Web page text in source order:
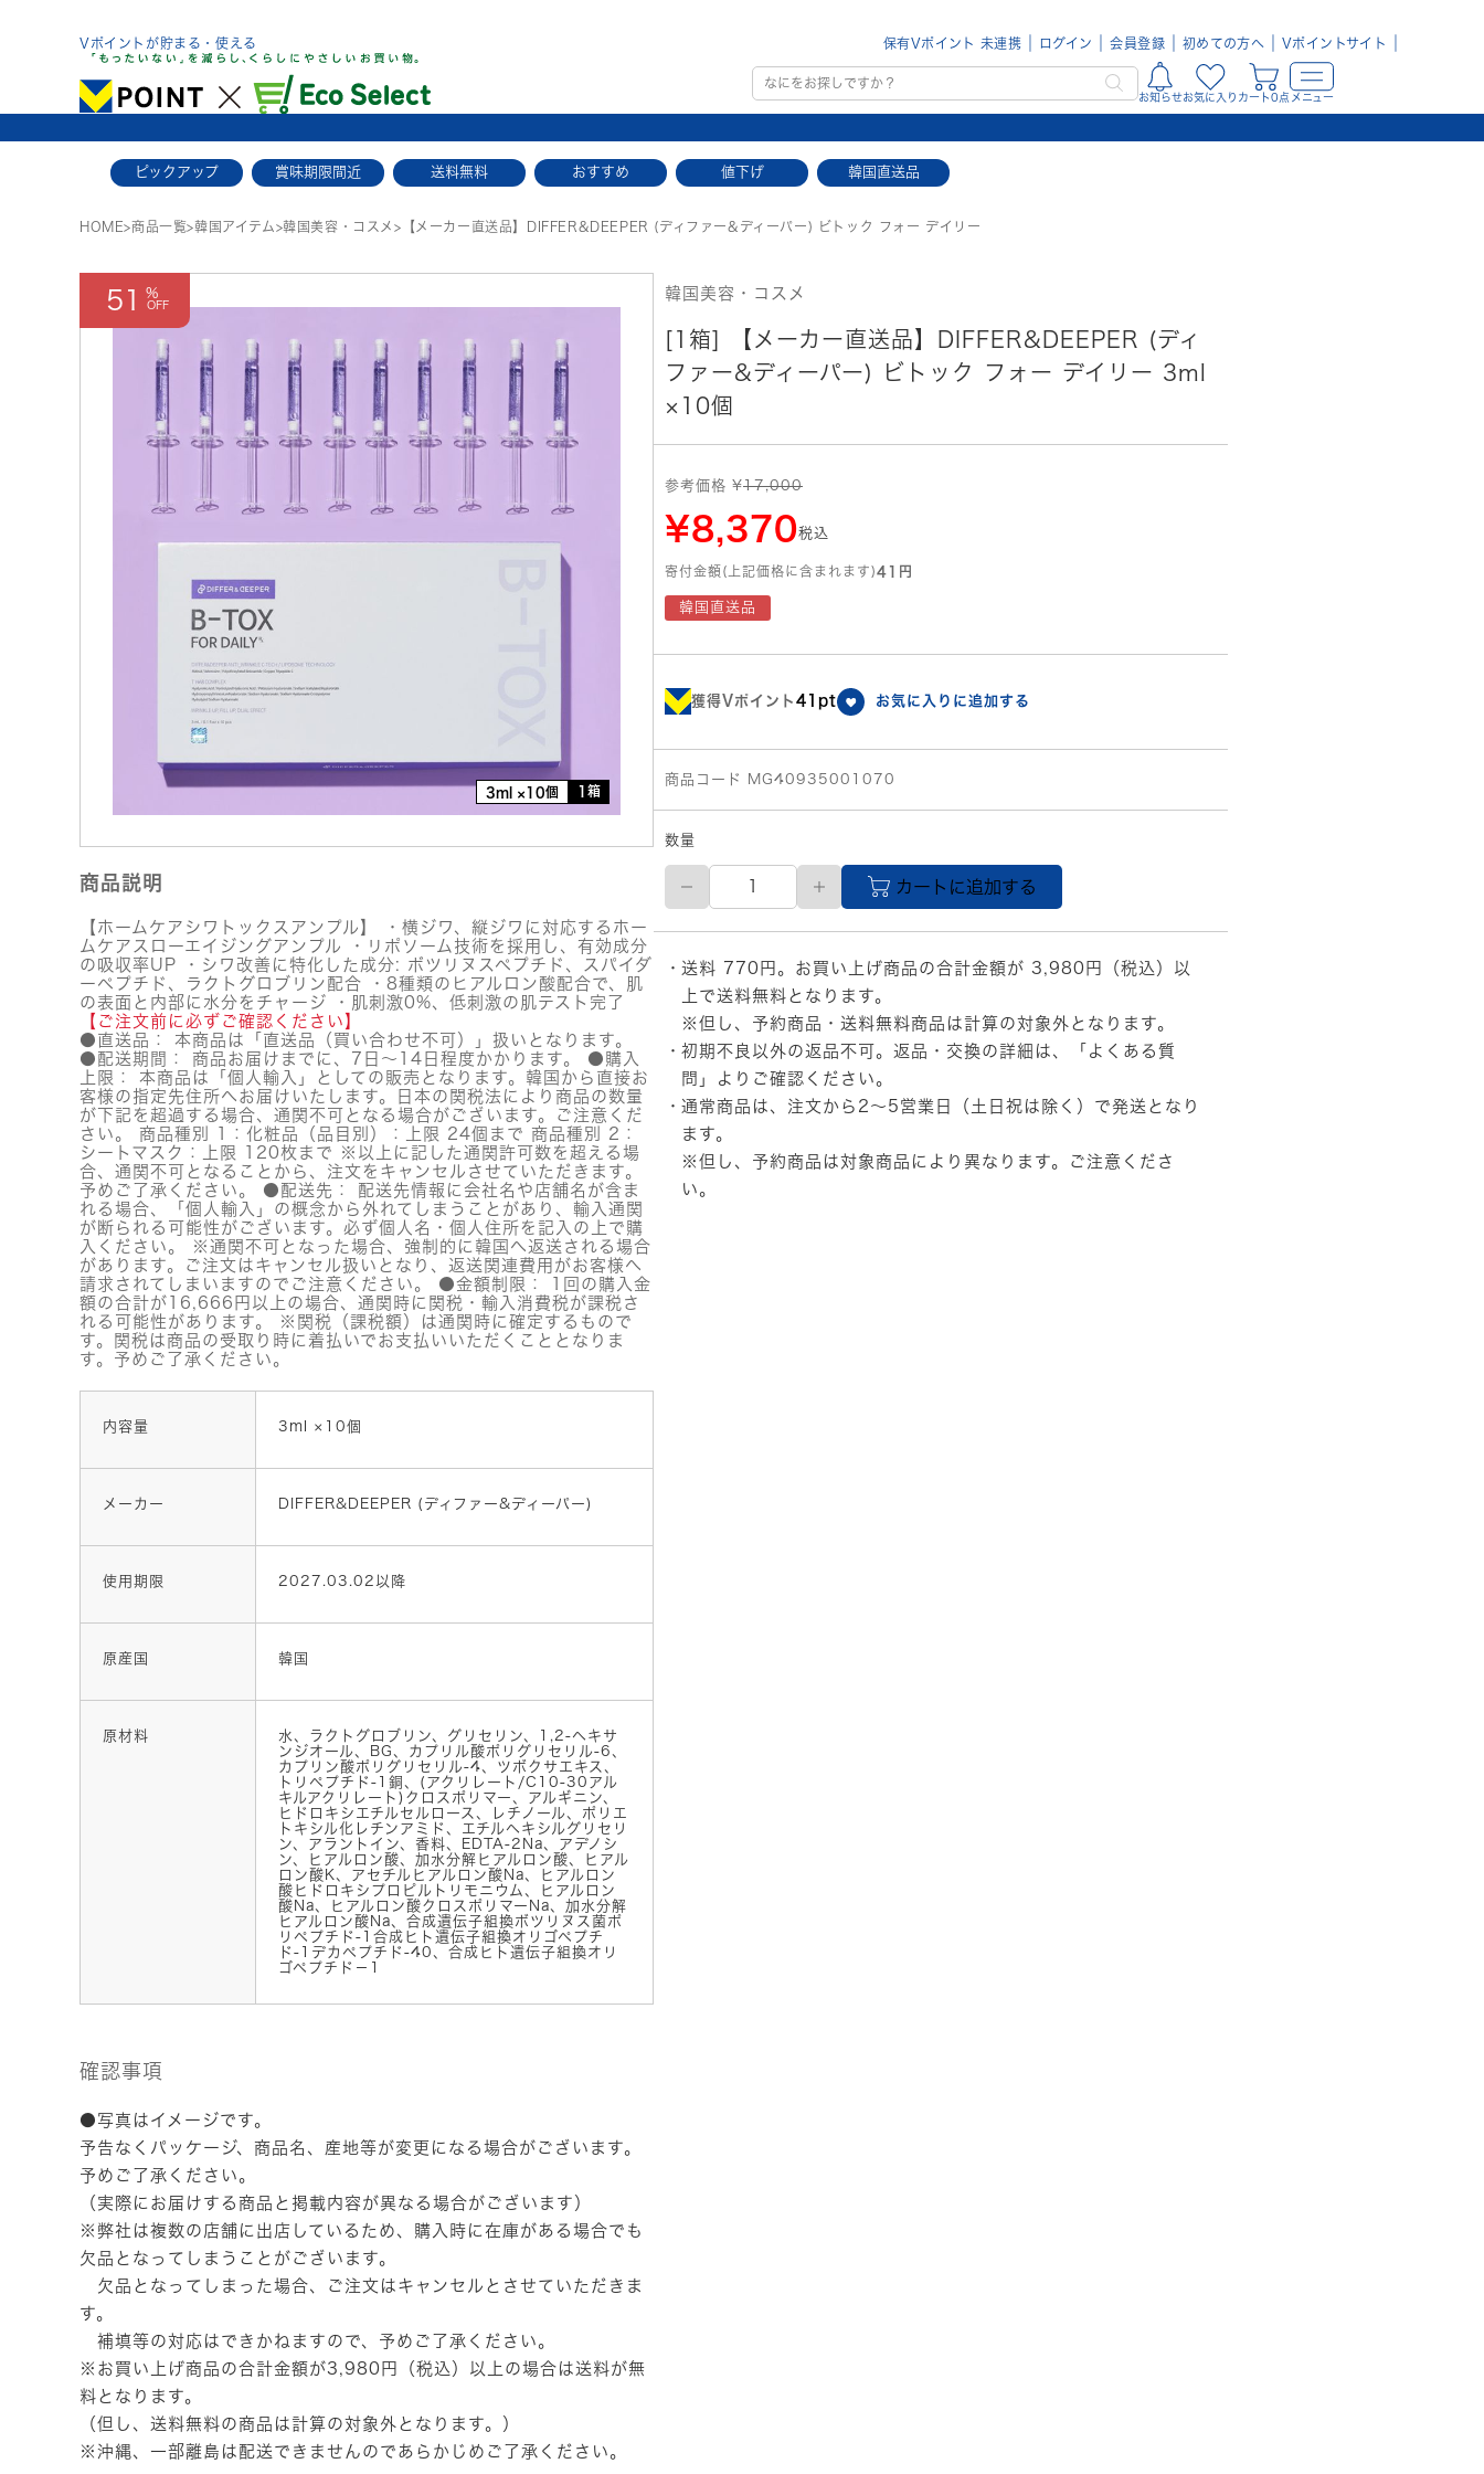
Vポイントが貯まる・使える 保有Vポイント 未連携 ログイン 会員登録 初めての方へ Vポイントサイト
お知らせお気に入り カート0点 メニュー
ピックアップ 賞味期限間近 送料無料 おすすめ 値下げ 韓国直送品
HOME>商品一覧>韓国アイテム >韓国美容・コスメ> 【メーカー直送品】DIFFER&DEEPER (ディファー&ディーパー) ビトック フォー デイリー
51
3ml ×10個 1箱
商品説明
【ホームケアシワトックスアンプル】 ・横ジワ、縦ジワに対応するホー
ムケアスローエイジングアンプル ・リポソーム技術を採用し、有効成分
の吸収率UP ・シワ改善に特化した成分: ボツリヌスペプチド、スパイダ
ーペプチド、ラクトグロブリン配合 ・8種類のヒアルロン酸配合で、肌
の表面と内部に水分をチャージ ・肌刺激0%、低刺激の肌テスト完了
【ご注文前に必ずご確認ください】
●直送品： 本商品は「直送品（買い合わせ不可）」扱いとなります。
●配送期間： 商品お届けまでに、7日～14日程度かかります。 ●購入
上限： 本商品は「個人輸入」としての販売となります。韓国から直接お
客様の指定先住所へお届けいたします。日本の関税法により商品の数量
が下記を超過する場合、通関不可となる場合がございます。ご注意くだ
さい。 商品種別 1：化粧品（品目別）：上限 24個まで 商品種別 2：
シートマスク：上限 120枚まで ※以上に記した通関許可数を超える場
合、通関不可となることから、注文をキャンセルさせていただきます。
予めご了承ください。 ●配送先： 配送先情報に会社名や店舗名が含ま
れる場合、「個人輸入」の概念から外れてしまうことがあり、輸入通関
が断られる可能性がございます。必ず個人名・個人住所を記入の上で購
入ください。 ※通関不可となった場合、強制的に韓国へ返送される場合
があります。ご注文はキャンセル扱いとなり、返送関連費用がお客様へ
請求されてしまいますのでご注意ください。 ●金額制限： 1回の購入金
額の合計が16,666円以上の場合、通関時に関税・輸入消費税が課税さ
れる可能性があります。 ※関税（課税額）は通関時に確定するもので
す。関税は商品の受取り時に着払いでお支払いいただくこととなりま
す。予めご了承ください。
内容量 3ml ×10個
メーカー DIFFER&DEEPER (ディファー&ディーパー)
使用期限 2027.03.02以降
原産国 韓国
原材料
水、ラクトグロブリン、グリセリン、1,2-ヘキサ
ンジオール、BG、カプリル酸ポリグリセリル-6、
カプリン酸ポリグリセリル-4、ツボクサエキス、
トリペプチド-1銅、(アクリレート/C10-30アル
キルアクリレート)クロスポリマー、アルギニン、
ヒドロキシエチルセルロース、レチノール、ポリエ
トキシル化レチンアミド、エチルヘキシルグリセリ
ン、アラントイン、香料、EDTA-2Na、アデノシ
ン、ヒアルロン酸、加水分解ヒアルロン酸、ヒアル
ロン酸K、アセチルヒアルロン酸Na、ヒアルロン
酸ヒドロキシプロピルトリモニウム、ヒアルロン
酸Na、ヒアルロン酸クロスポリマーNa、加水分解
ヒアルロン酸Na、合成遺伝子組換ボツリヌス菌ポ
リペプチド-1合成ヒト遺伝子組換オリゴペプチ
ド-1デカペプチド-40、合成ヒト遺伝子組換オリ
ゴペプチド－1
確認事項
●写真はイメージです。
予告なくパッケージ、商品名、産地等が変更になる場合がございます。
予めご了承ください。
（実際にお届けする商品と掲載内容が異なる場合がございます）
※弊社は複数の店舗に出店しているため、購入時に在庫がある場合でも
欠品となってしまうことがございます。
欠品となってしまった場合、ご注文はキャンセルとさせていただきま
す。
補填等の対応はできかねますので、予めご了承ください。
※お買い上げ商品の合計金額が3,980円（税込）以上の場合は送料が無
料となります。
（但し、送料無料の商品は計算の対象外となります。）
※沖縄、一部離島は配送できませんのであらかじめご了承ください。
韓国美容・コスメ
[1箱] 【メーカー直送品】DIFFER&DEEPER (ディ
ファー&ディーパー) ビトック フォー デイリー 3ml
×10個
参考価格 ¥17,000
¥8,370税込
寄付金額(上記価格に含まれます)41円
韓国直送品
獲得Vポイント 41pt お気に入りに追加する
商品コード MG40935001070
数量
【メ
カ
ー
送
品】
DIFFER&DEEPER
(デ
ィ
フ
ー
&
デ
ィ
カートに追加する
送料 770円。お買い上げ商品の合計金額が 3,980円（税込）以
上で送料無料となります。
※但し、予約商品・送料無料商品は計算の対象外となります。
初期不良以外の返品不可。返品・交換の詳細は、
「よくある質
問」
よりご確認ください。
通常商品は、注文から2～5営業日（土日祝は除く）で発送となり
ます。
※但し、予約商品は対象商品により異なります。ご注意くださ
い。